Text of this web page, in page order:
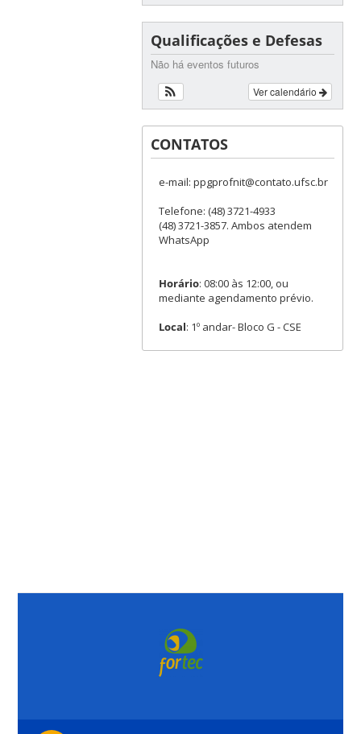
Qualificações e Defesas
Não há eventos futuros
Ver calendário
CONTATOS
e-mail: ppgprofnit@contato.ufsc.br
Telefone: (48) 3721-4933
(48) 3721-3857. Ambos atendem
WhatsApp
Horário: 08:00 às 12:00, ou
mediante agendamento prévio.
Local: 1º andar- Bloco G - CSE